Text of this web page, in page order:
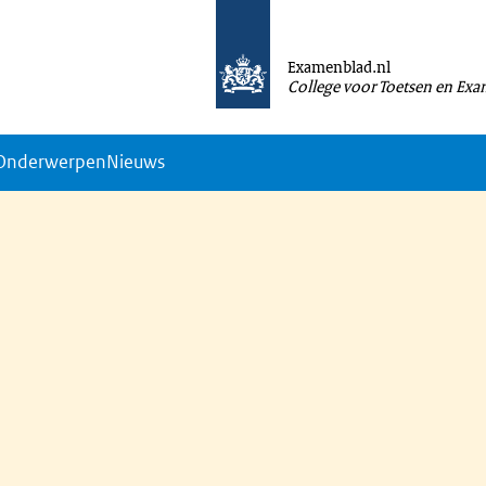
Examenblad.nl
College voor Toetsen en
Nieuws